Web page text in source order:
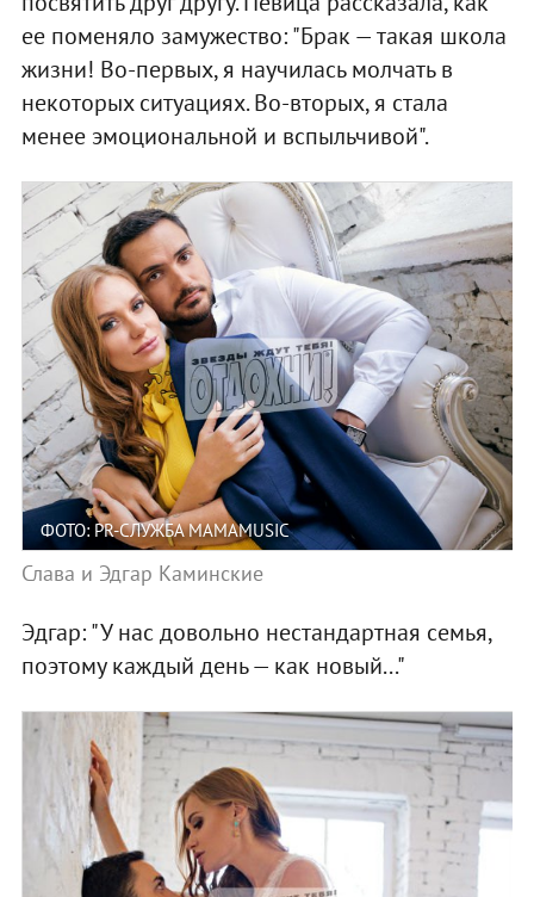
ее поменяло замужество: "Брак — такая школа
жизни! Во-первых, я научилась молчать в
некоторых ситуациях. Во-вторых, я стала
менее эмоциональной и вспыльчивой".
ФОТО: PR-СЛУЖБА MAMAMUSIC
Слава и Эдгар Каминские
Эдгар: "У нас довольно нестандартная семья,
поэтому каждый день — как новый..."